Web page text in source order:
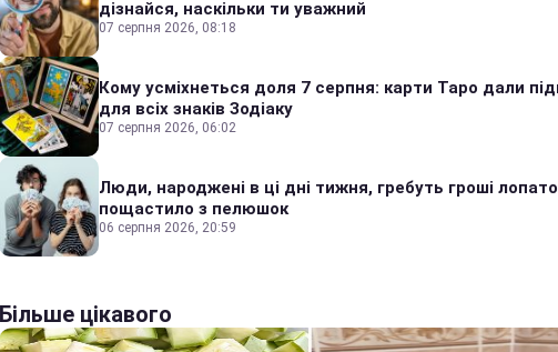
дізнайся, наскільки ти уважний
07 серпня 2026, 08:18
Кому усміхнеться доля 7 серпня: карти Таро дали
для всіх знаків Зодіаку
07 серпня 2026, 06:02
Люди, народжені в ці дні тижня, гребуть гроші
пощастило з пелюшок
06 серпня 2026, 20:59
Більше цікавого